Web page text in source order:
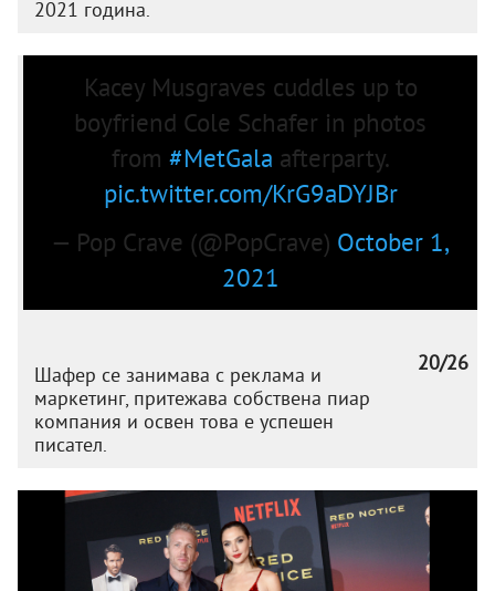
2021 година.
Kacey Musgraves cuddles up to
boyfriend Cole Schafer in photos
from #MetGala afterparty.
pic.twitter.com/KrG9aDYJBr
— Pop Crave (@PopCrave) October 1,
2021
20/26
Шафер се занимава с реклама и
маркетинг, притежава собствена пиар
компания и освен това е успешен
писател.